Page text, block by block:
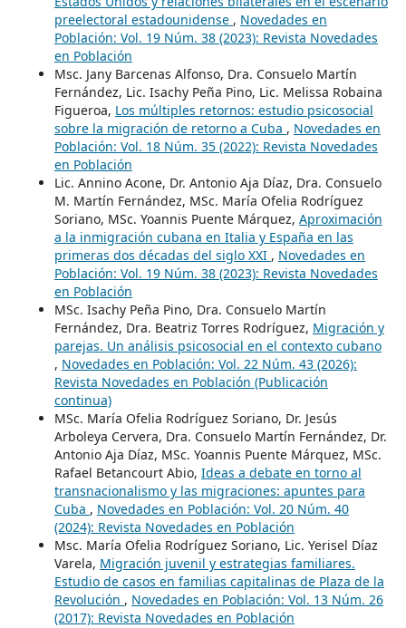
preelectoral estadounidense , Novedades en
Población: Vol. 19 Núm. 38 (2023): Revista Novedades
en Población
Msc. Jany Barcenas Alfonso, Dra. Consuelo Martín
Fernández, Lic. Isachy Peña Pino, Lic. Melissa Robaina
Figueroa, Los múltiples retornos: estudio psicosocial
sobre la migración de retorno a Cuba , Novedades en
Población: Vol. 18 Núm. 35 (2022): Revista Novedades
en Población
Lic. Annino Acone, Dr. Antonio Aja Díaz, Dra. Consuelo
M. Martín Fernández, MSc. María Ofelia Rodríguez
Soriano, MSc. Yoannis Puente Márquez, Aproximación
a la inmigración cubana en Italia y España en las
primeras dos décadas del siglo XXI , Novedades en
Población: Vol. 19 Núm. 38 (2023): Revista Novedades
en Población
MSc. Isachy Peña Pino, Dra. Consuelo Martín
Fernández, Dra. Beatriz Torres Rodríguez, Migración y
parejas. Un análisis psicosocial en el contexto cubano
, Novedades en Población: Vol. 22 Núm. 43 (2026):
Revista Novedades en Población (Publicación
continua)
MSc. María Ofelia Rodríguez Soriano, Dr. Jesús
Arboleya Cervera, Dra. Consuelo Martín Fernández, Dr.
Antonio Aja Díaz, MSc. Yoannis Puente Márquez, MSc.
Rafael Betancourt Abio, Ideas a debate en torno al
transnacionalismo y las migraciones: apuntes para
Cuba , Novedades en Población: Vol. 20 Núm. 40
(2024): Revista Novedades en Población
Msc. María Ofelia Rodríguez Soriano, Lic. Yerisel Díaz
Varela, Migración juvenil y estrategias familiares.
Estudio de casos en familias capitalinas de Plaza de la
Revolución , Novedades en Población: Vol. 13 Núm. 26
(2017): Revista Novedades en Población